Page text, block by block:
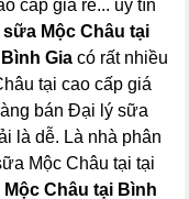
cấp giá rẻ... uy tín
Mộc Châu tại
Bình Gia có rất nhiều
tại cao cấp giá
bán Đại lý sữa
là dễ. Là nhà phân
Mộc Châu tại tại
Châu tại Bình